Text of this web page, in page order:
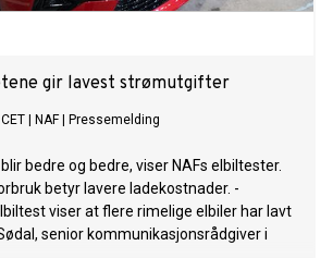
gir lavest strømutgifter
NAF| Pressemelding
bedre og bedre, viser NAFs elbiltester.
betyr lavere ladekostnader. -
viser at flere rimelige elbiler har lavt
senior kommunikasjonsrådgiver i